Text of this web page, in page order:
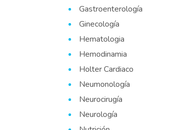
Gastroenterología
Ginecología
Hematologia
Hemodinamia
Holter Cardiaco
Neumonología
Neurocirugía
Neurología